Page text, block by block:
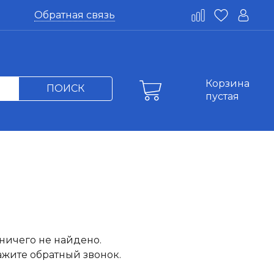
Обратная связь
ПОИСК
Корзина
пустая
не найдено.
обратный звонок.